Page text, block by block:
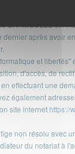
de données, elles
BRAMOULLÉ et
après avoir
et libertés"
d'accès, de
effectuant une
également
site internet https://
non résolu avec
du notariat à